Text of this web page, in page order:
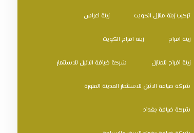
تركيب زينة منازل الكويت زينة اعراس
زينة افراح زينة افراح الكويت
زينة افراح للمنازل شركة ضيافة الاثيل للاستثمار
شركة ضيافة الاثيل للاستثمار المدينة المنورة
شركة ضيافة بغداد